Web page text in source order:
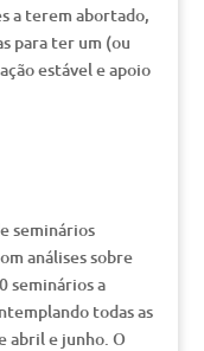
a terem abortado,
para ter um (ou
estável e apoio
seminários
análises sobre
seminários a
todas as
abril e junho. O